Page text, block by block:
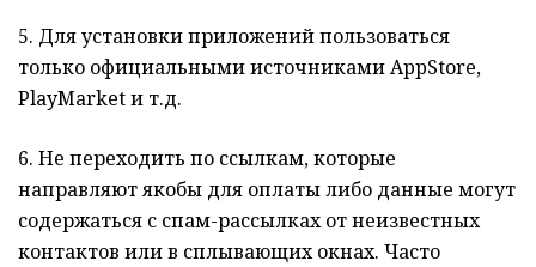
5. Для установки приложений пользоваться
только официальными источниками AppStore,
PlayMarket и т.д.
6. Не переходить по ссылкам, которые
направляют якобы для оплаты либо данные могут
содержаться с спам-рассылках от неизвестных
контактов или в сплывающих окнах. Часто